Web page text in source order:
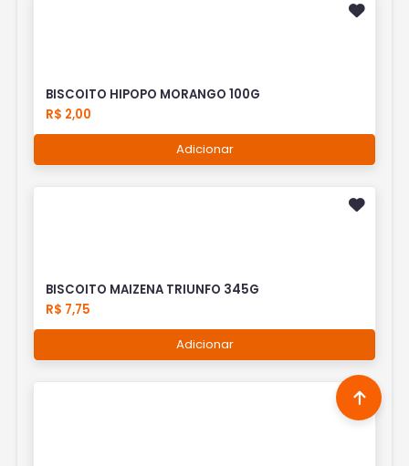
BISCOITO HIPOPO MORANGO 100G
R$ 2,00
Adicionar
BISCOITO MAIZENA TRIUNFO 345G
R$ 7,75
Adicionar